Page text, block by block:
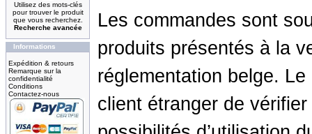
Utilisez des mots-clés
pour trouver le produit
que vous recherchez.
Recherche avancée
Informations
Expédition & retours
Remarque sur la
confidentialité
Conditions
Contactez-nous
Les commandes sont
produits présentés à la
réglementation belge.
client étranger de